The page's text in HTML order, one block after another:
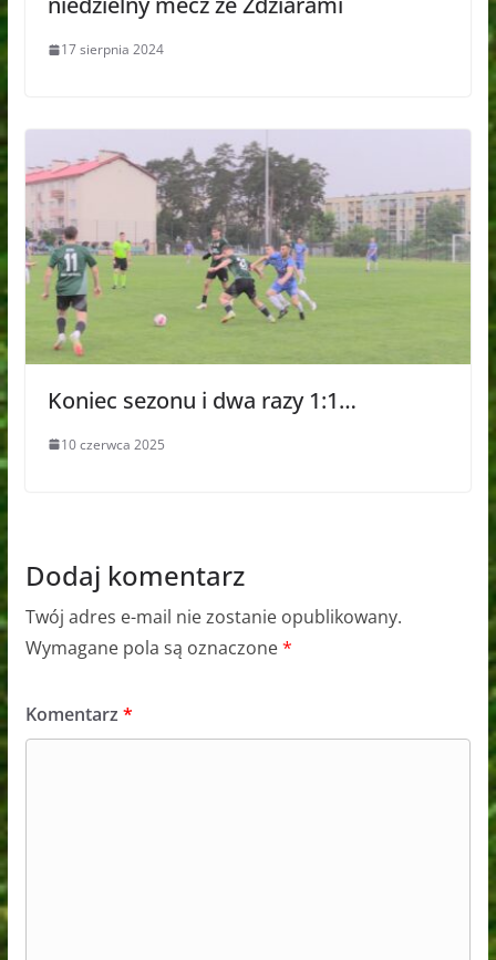
17 sierpnia 2024
Koniec sezonu i dwa razy 1:1…
10 czerwca 2025
Dodaj komentarz
Twój adres e-mail nie zostanie opublikowany.
Wymagane pola są oznaczone*
Komentarz *